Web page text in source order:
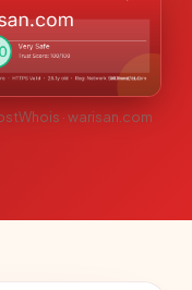
· warisan.com